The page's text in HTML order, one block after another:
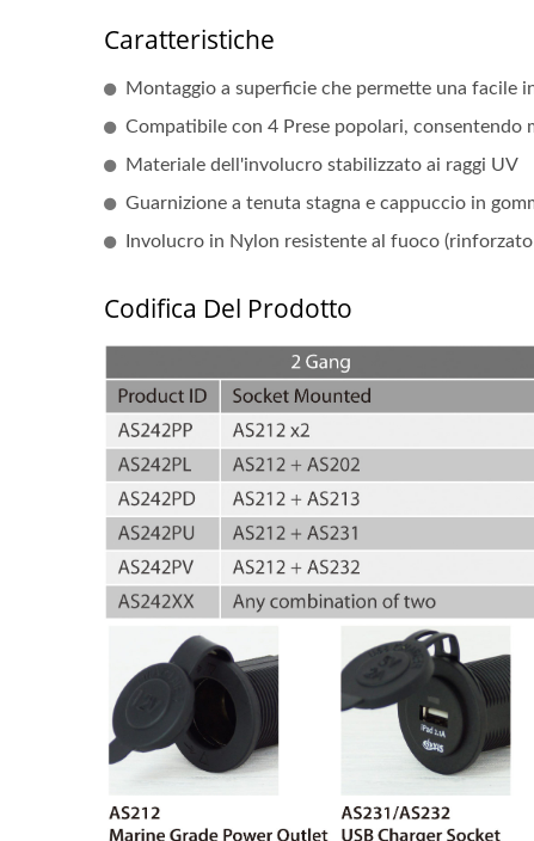
Caratteristiche
Montaggio a superficie che permette una facile
Compatibile con 4 Prese popolari, consentendo
Materiale dell'involucro stabilizzato ai raggi UV
Guarnizione a tenuta stagna e cappuccio in
Involucro in Nylon resistente al fuoco
Codifica Del Prodotto